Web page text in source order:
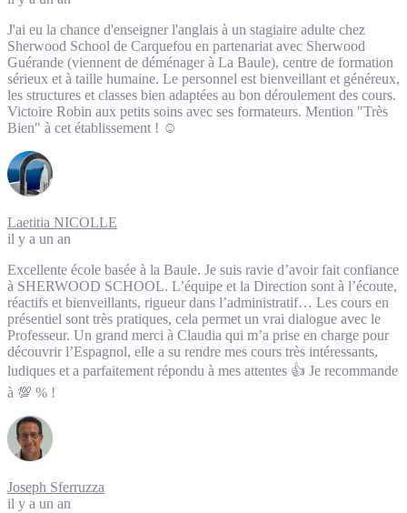
J'ai eu la chance d'enseigner l'anglais à un stagiaire adulte chez
Sherwood School de Carquefou en partenariat avec Sherwood
Guérande (viennent de déménager à La Baule), centre de formation
sérieux et à taille humaine. Le personnel est bienveillant et généreux,
les structures et classes bien adaptées au bon déroulement des cours.
Victoire Robin aux petits soins avec ses formateurs. Mention "Très
Bien" à cet établissement ! ☺️
Laetitia NICOLLE
il y a un an
Excellente école basée à la Baule. Je suis ravie d’avoir fait confiance
à SHERWOOD SCHOOL. L’équipe et la Direction sont à l’écoute,
réactifs et bienveillants, rigueur dans l’administratif… Les cours en
présentiel sont très pratiques, cela permet un vrai dialogue avec le
Professeur. Un grand merci à Claudia qui m’a prise en charge pour
découvrir l’Espagnol, elle a su rendre mes cours très intéressants,
ludiques et a parfaitement répondu à mes attentes 👍 Je recommande
à 💯 % !
Joseph Sferruzza
il y a un an